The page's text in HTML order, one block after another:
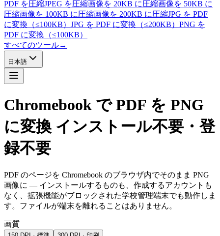
PDF を圧縮JPEG を圧縮画像を 20KB に圧縮画像を 50KB に
圧縮画像を 100KB に圧縮画像を 200KB に圧縮JPG を PDF
に変換（≤100KB） JPG を PDF に変換（≤200KB） PNG を
PDF に変換（≤100KB）
すべてのツール→
日本語
Chromebook で PDF を PNG
に変換 インストール不要・登
録不要
PDF のページを Chromebook のブラウザ内でそのまま PNG
画像に — インストールするものも、作成するアカウントも
なく、拡張機能がブロックされた学校管理端末でも動作しま
す。ファイルが端末を離れることはありません。
画質